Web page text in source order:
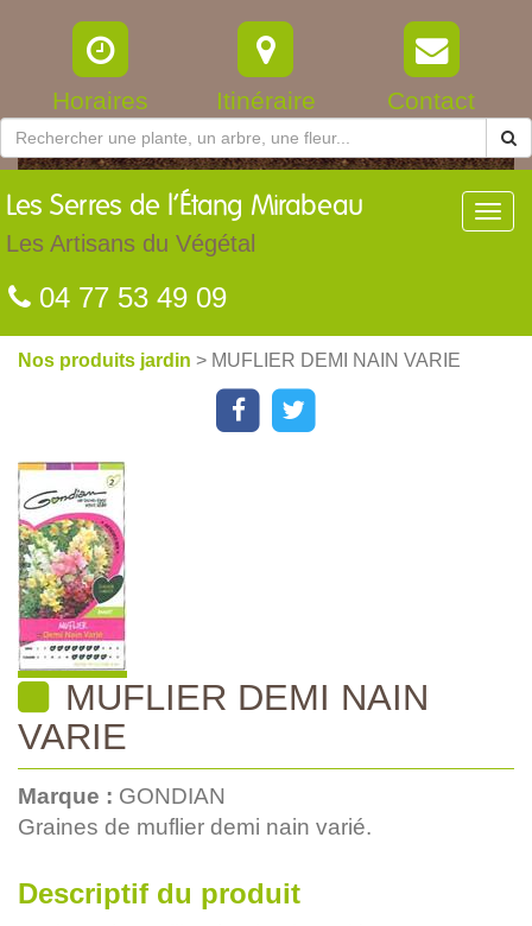
Horaires Itinéraire Contact
Les Serres de l’Étang Mirabeau
Les Artisans du Végétal
04 77 53 49 09
Nos produits jardin > MUFLIER DEMI NAIN VARIE
MUFLIER DEMI NAIN
VARIE
Marque : GONDIAN
Graines de muflier demi nain varié.
Descriptif du produit